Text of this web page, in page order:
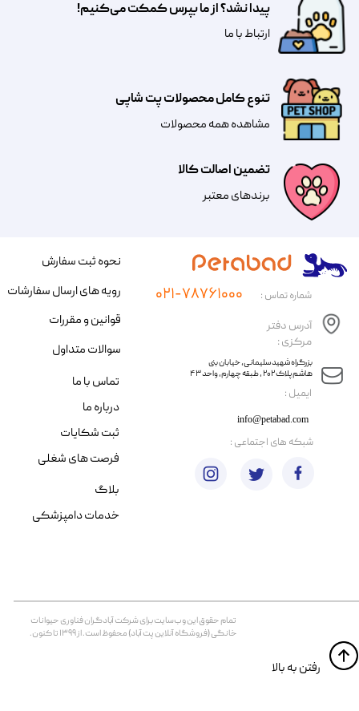
تضمین اصالت کالا
​​برندهای معتبر​​​​​​​
تنوع کامل محصولات پت شاپی
مشاهده همه محصولات
پیدا نشد؟ از ما بپرس کمکت می‌کنیم!
​​​ارتباط با ما
​ایمیل :
آدرس دفتر
مرکزی :
info@petabad.com
​​بزرگراه شهید سلیمانی، خیابان بنی
هاشم پلاک ۲۰۲ ، طبقه چهارم، واحد ۴۳
شماره تماس : ۰۲۱-۷۸۷۶۱۰۰۰
تمام حقوق اين وب‌سايت برای شرکت آبادگران فناوری حیوانات
خانگی (فروشگاه آنلاین پت آباد) محفوظ است. از ۱۳۹۹ تا کنون.
​​رفتن به بالا
نحوه ثبت سفارش
رویه های ارسال سفارشات
قوانین و مقررات
سوالات متداول
تماس با ما
درباره ما
ثبت شکایات
فرصت های شغلی
​شبکه های اجتماعی :
بلاگ
خدمات دامپزشکی